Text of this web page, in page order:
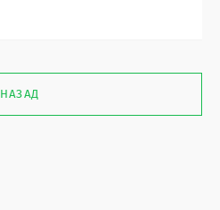
НАЗАД